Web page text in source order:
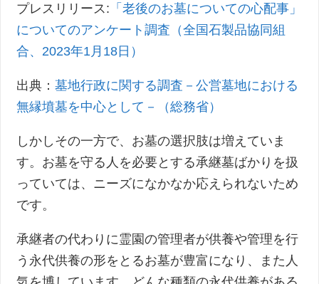
プレスリリース: 「老後のお墓についての心配事」
についてのアンケート調査（全国石製品協同組
合、2023年1月18日）
出典：墓地行政に関する調査－公営墓地における
無縁墳墓を中心として－（総務省）
しかしその一方で、お墓の選択肢は増えていま
す。お墓を守る人を必要とする承継墓ばかりを扱
っていては、ニーズになかなか応えられないため
です。
承継者の代わりに霊園の管理者が供養や管理を行
う永代供養の形をとるお墓が豊富になり、また人